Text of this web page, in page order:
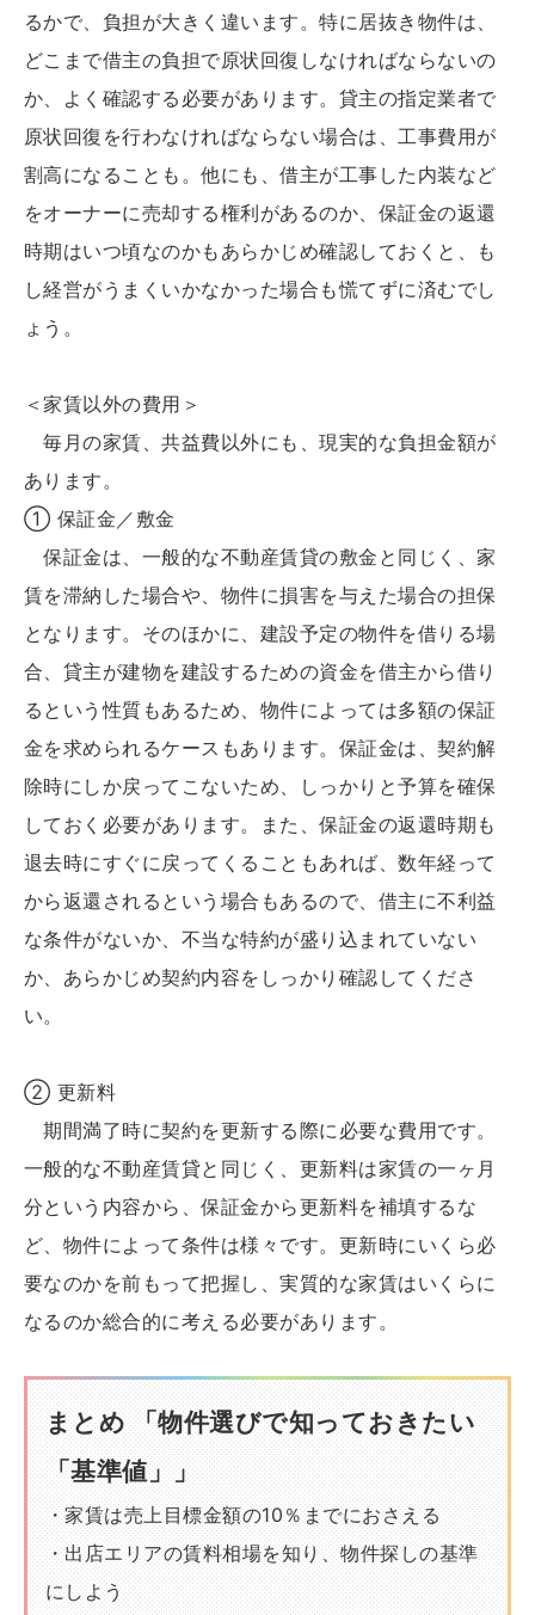
るかで、負担が大きく違います。特に居抜き物件は、
どこまで借主の負担で原状回復しなければならないの
か、よく確認する必要があります。貸主の指定業者で
原状回復を行わなければならない場合は、工事費用が
割高になることも。他にも、借主が工事した内装など
をオーナーに売却する権利があるのか、保証金の返還
時期はいつ頃なのかもあらかじめ確認しておくと、も
し経営がうまくいかなかった場合も慌てずに済むでし
ょう。
＜家賃以外の費用＞
毎月の家賃、共益費以外にも、現実的な負担金額が
あります。
① 保証金／敷金
保証金は、一般的な不動産賃貸の敷金と同じく、家
賃を滞納した場合や、物件に損害を与えた場合の担保
となります。そのほかに、建設予定の物件を借りる場
合、貸主が建物を建設するための資金を借主から借り
るという性質もあるため、物件によっては多額の保証
金を求められるケースもあります。保証金は、契約解
除時にしか戻ってこないため、しっかりと予算を確保
しておく必要があります。また、保証金の返還時期も
退去時にすぐに戻ってくることもあれば、数年経って
から返還されるという場合もあるので、借主に不利益
な条件がないか、不当な特約が盛り込まれていない
か、あらかじめ契約内容をしっかり確認してくださ
い。
② 更新料
期間満了時に契約を更新する際に必要な費用です。
一般的な不動産賃貸と同じく、更新料は家賃の一ヶ月
分という内容から、保証金から更新料を補填するな
ど、物件によって条件は様々です。更新時にいくら必
要なのかを前もって把握し、実質的な家賃はいくらに
なるのか総合的に考える必要があります。
まとめ 「物件選びで知っておきたい
「基準値」」
・家賃は売上目標金額の10％までにおさえる
・出店エリアの賃料相場を知り、物件探しの基準
にしよう